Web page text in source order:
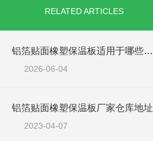
RELATED ARTICLES
铝箔贴面橡塑保温板适用于哪些工程场景？
2026-06-04
铝箔贴面橡塑保温板厂家仓库地址
2023-04-07